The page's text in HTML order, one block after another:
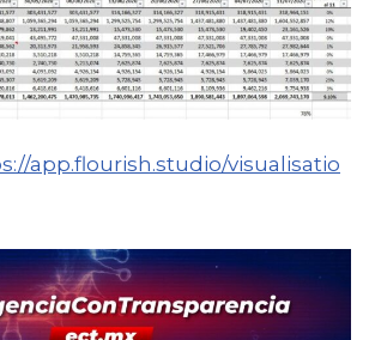
app.flourish.studio/visualisatio